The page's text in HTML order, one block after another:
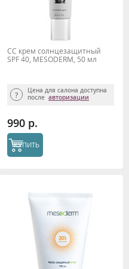
CC крем солнцезащитный
SPF 40, MESODERM, 50 мл
Цена для салона доступна
после авторизации
990 р.
КУПИТЬ